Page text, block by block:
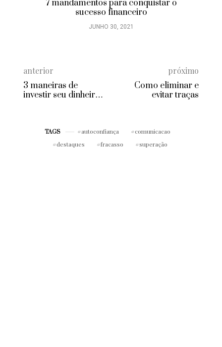
7 mandamentos para conquistar o
sucesso financeiro
JUNHO 30, 2021
anterior
3 maneiras de
investir seu dinheiro
vermelho
próximo
Como eliminar e
evitar traças
TAGS autoconfiança
comunicacao
destaques
fracasso superação